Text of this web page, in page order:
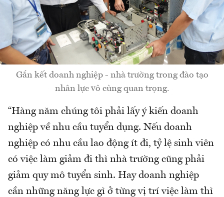
Gắn kết doanh nghiệp - nhà trường trong đào tạo
nhân lực vô cùng quan trọng.
“Hàng năm chúng tôi phải lấy ý kiến doanh
nghiệp về nhu cầu tuyển dụng. Nếu doanh
nghiệp có nhu cầu lao động ít đi, tỷ lệ sinh viên
có việc làm giảm đi thì nhà trường cũng phải
giảm quy mô tuyển sinh. Hay doanh nghiệp
cần những năng lực gì ở từng vị trí việc làm thì